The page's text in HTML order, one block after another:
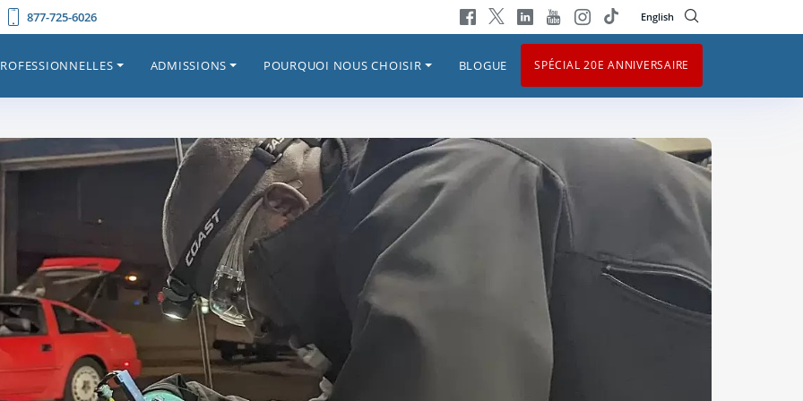
877-725-6026 English
ADMISSIONS POURQUOI NOUS CHOISIR BLOGUE SPÉCIAL 20E ANNIVERSAIRE